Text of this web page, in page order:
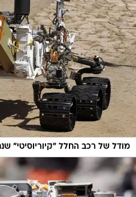
מודל של רכב החלל "קיוריוסיטי"